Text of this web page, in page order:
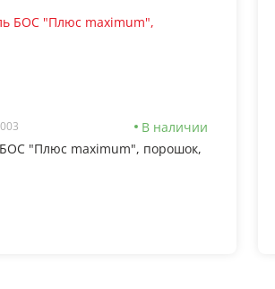
В наличии
"Плюс maximum", порошок,